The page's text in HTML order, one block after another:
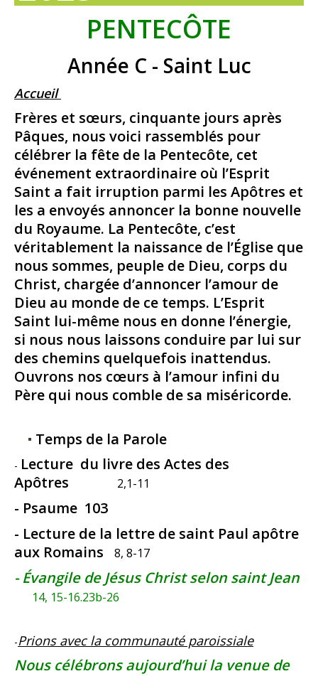
PENTECÔTE
Année C - Saint Luc
Accueil
Frères et sœurs, cinquante jours après
Pâques, nous voici rassemblés pour
célébrer la fête de la Pentecôte, cet
événement extraordinaire où l’Esprit
Saint a fait irruption parmi les Apôtres et
les a envoyés annoncer la bonne nouvelle
du Royaume. La Pentecôte, c’est
véritablement la naissance de l’Église que
nous sommes, peuple de Dieu, corps du
Christ, chargée d’annoncer l’amour de
Dieu au monde de ce temps. L’Esprit
Saint lui-même nous en donne l’énergie,
si nous nous laissons conduire par lui sur
des chemins quelquefois inattendus.
Ouvrons nos cœurs à l’amour infini du
Père qui nous comble de sa miséricorde.
Temps de la Parole
- Lecture du livre des Actes des
Apôtres
2,1-11
- Psaume 103
- Lecture de la lettre de saint Paul apôtre
aux Romains
8, 8-17
- Évangile de Jésus Christ selon saint Jean
14, 15-16.23b-26
-Prions avec la communauté paroissiale
Nous célébrons aujourd’hui la venue de